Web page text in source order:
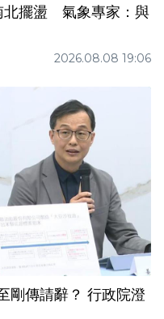
北擺盪 氣象專家：與
2026.08.08 19:06
辭？ 行政院澄